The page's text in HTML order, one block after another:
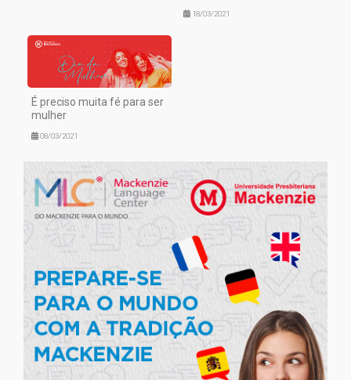
18/03/2021
É preciso muita fé para ser
mulher
08/03/2021